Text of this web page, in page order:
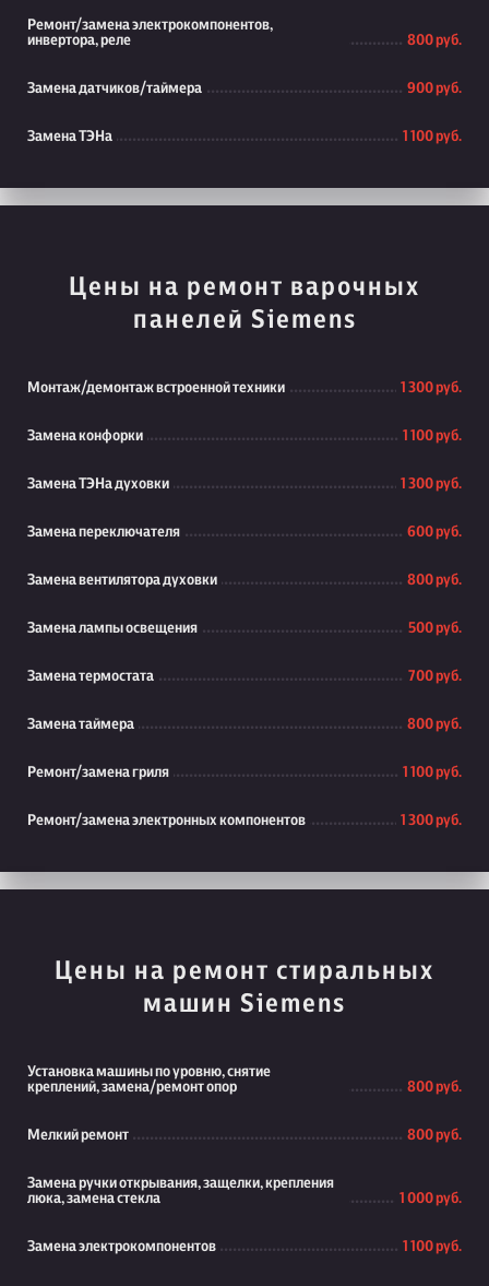
Ремонт/замена электрокомпонентов,
инвертора, реле
800 руб.
Замена датчиков/таймера 900 руб.
Замена ТЭНа 1 100 руб.
Цены на ремонт варочных
панелей Siemens
Монтаж/демонтаж встроенной техники 1 300 руб.
Замена конфорки 1 100 руб.
Замена ТЭНа духовки 1 300 руб.
Замена переключателя 600 руб.
Замена вентилятора духовки 800 руб.
Замена лампы освещения 500 руб.
Замена термостата 700 руб.
Замена таймера 800 руб.
Ремонт/замена гриля 1 100 руб.
Ремонт/замена электронных компонентов 1 300 руб.
Цены на ремонт стиральных
машин Siemens
Установка машины по уровню, снятие
креплений, замена/ремонт опор
800 руб.
Мелкий ремонт 800 руб.
Замена ручки открывания, защелки, крепления
люка, замена стекла
1 000 руб.
Замена электрокомпонентов 1 100 руб.